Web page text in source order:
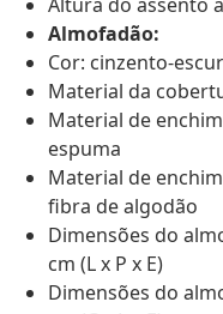
Almofadão:
Cor: cinzento-
Material da
Material de
espuma
Material de
fibra de algodão
Dimensões do
cm (L x P x E)
Dimensões do